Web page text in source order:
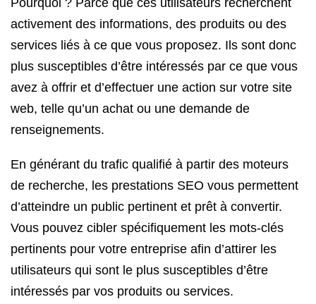
Pourquoi ? Parce que ces utilisateurs recherchent
activement des informations, des produits ou des
services liés à ce que vous proposez. Ils sont donc
plus susceptibles d’être intéressés par ce que vous
avez à offrir et d’effectuer une action sur votre site
web, telle qu’un achat ou une demande de
renseignements.
En générant du trafic qualifié à partir des moteurs
de recherche, les prestations SEO vous permettent
d’atteindre un public pertinent et prêt à convertir.
Vous pouvez cibler spécifiquement les mots-clés
pertinents pour votre entreprise afin d’attirer les
utilisateurs qui sont le plus susceptibles d’être
intéressés par vos produits ou services.